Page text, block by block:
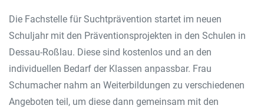
Die Fachstelle für Suchtprävention startet im neuen
Schuljahr mit den Präventionsprojekten in den Schulen in
Dessau-Roßlau. Diese sind kostenlos und an den
individuellen Bedarf der Klassen anpassbar. Frau
Schumacher nahm an Weiterbildungen zu verschiedenen
Angeboten teil, um diese dann gemeinsam mit den